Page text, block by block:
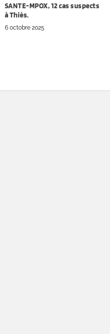
SANTE-MPOX, 12 cas suspects
à Thiès.
6 octobre 2025